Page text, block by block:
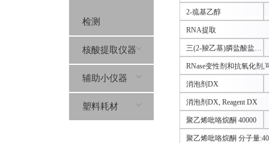
检测
核酸提取仪器
辅助小仪器
塑料耗材
2-巯基乙醇
RNA提取
三(2-羧乙基)膦盐酸盐 T
CEP
RNase变性剂和抗氧化剂
消泡剂DX
消泡剂DX, Reagent DX
聚乙烯吡咯烷酮 40000
聚乙烯吡咯烷酮 分子量